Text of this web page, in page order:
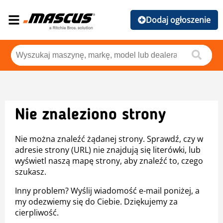
Dodaj ogłoszenie
Nie znaleziono strony
Nie można znaleźć żądanej strony. Sprawdź, czy w
adresie strony (URL) nie znajdują się literówki, lub
wyświetl naszą mapę strony, aby znaleźć to, czego
szukasz.
Inny problem? Wyślij wiadomość e-mail poniżej, a
my odezwiemy się do Ciebie. Dziękujemy za
cierpliwość.